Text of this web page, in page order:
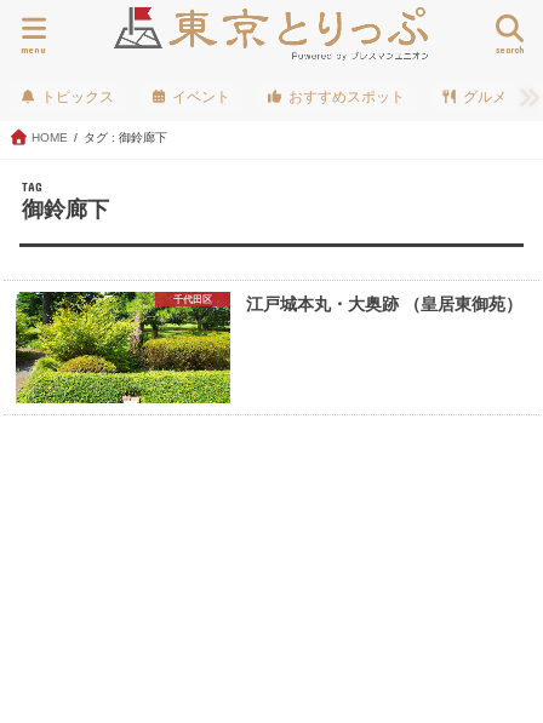
search
menu
トピックス イベント おすすめスポット グルメ
HOME タグ : 御鈴廊下
TAG
御鈴廊下
千代田区 江戸城本丸・大奥跡 （皇居東御苑）